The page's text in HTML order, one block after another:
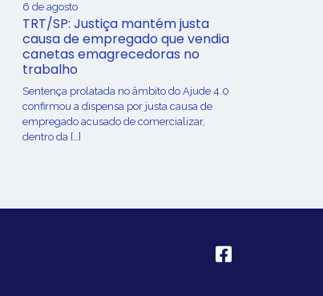
6 de agosto
TRT/SP: Justiça mantém justa
causa de empregado que vendia
canetas emagrecedoras no
trabalho
Sentença prolatada no âmbito do Ajude 4.0
confirmou a dispensa por justa causa de
empregado acusado de comercializar,
dentro da […]